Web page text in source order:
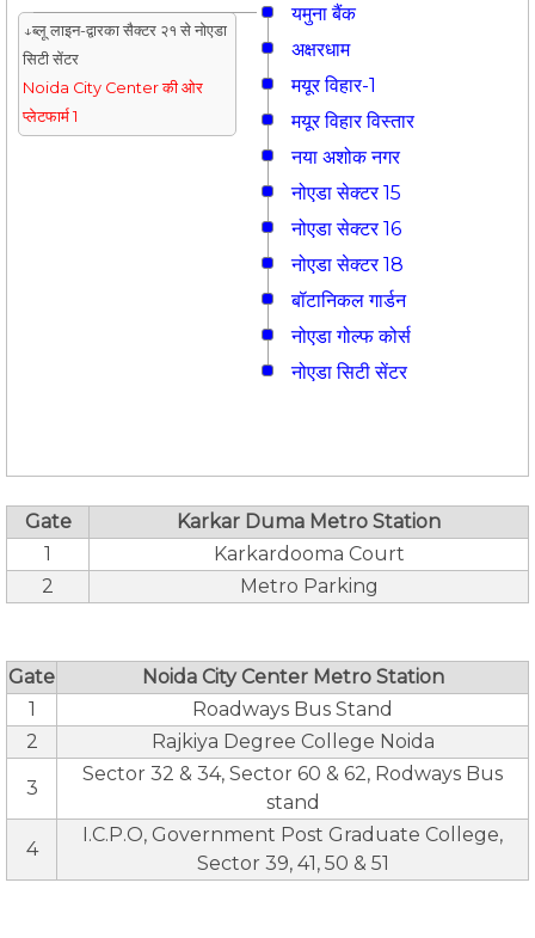
यमुना बैंक
↓ब्लू लाइन-द्वारका सैक्टर २१ से नोएडा
सिटी सेंटर
Noida City Center की ओर
प्लेटफार्म 1
अक्षरधाम
मयूर विहार-1
मयूर विहार विस्तार
नया अशोक नगर
नोएडा सेक्टर 15
नोएडा सेक्टर 16
नोएडा सेक्टर 18
बॉटानिकल गार्डन
नोएडा गोल्फ कोर्स
नोएडा सिटी सेंटर
Gate
Karkar Duma Metro Station
1
Karkardooma Court
2
Metro Parking
Gate
Noida City Center Metro Station
1
Roadways Bus Stand
2
Rajkiya Degree College Noida
3
Sector 32 & 34, Sector 60 & 62, Rodways Bus
stand
4
I.C.P.O, Government Post Graduate College,
Sector 39, 41, 50 & 51